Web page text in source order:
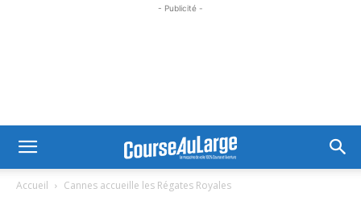
- Publicité -
Accueil Cannes accueille les Régates Royales